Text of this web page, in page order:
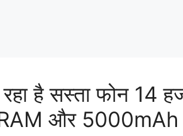
है सस्ता फोन 14
RAM और 5000mAh